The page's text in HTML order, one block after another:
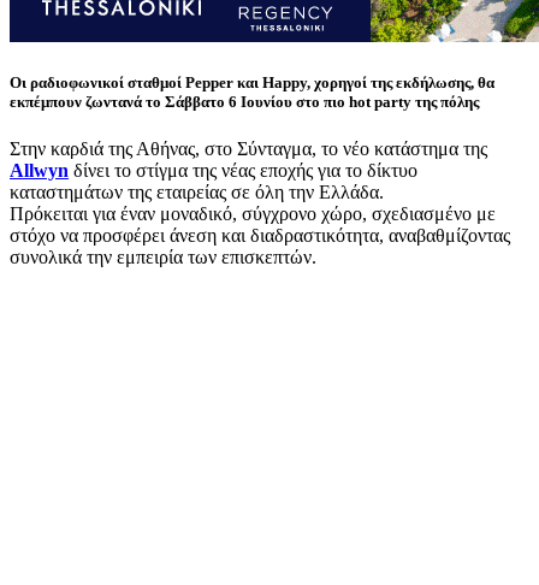
Οι ραδιοφωνικοί σταθμοί Pepper και Happy, χορηγοί της εκδήλωσης, θα
εκπέμπουν ζωντανά το Σάββατο 6 Ιουνίου στο πιο hot party της πόλης
Στην καρδιά της Αθήνας, στο Σύνταγμα, το νέο κατάστημα της
Allwyn δίνει το στίγμα της νέας εποχής για το δίκτυο
καταστημάτων της εταιρείας σε όλη την Ελλάδα.
Πρόκειται για έναν μοναδικό, σύγχρονο χώρο, σχεδιασμένο με
στόχο να προσφέρει άνεση και διαδραστικότητα, αναβαθμίζοντας
συνολικά την εμπειρία των επισκεπτών.